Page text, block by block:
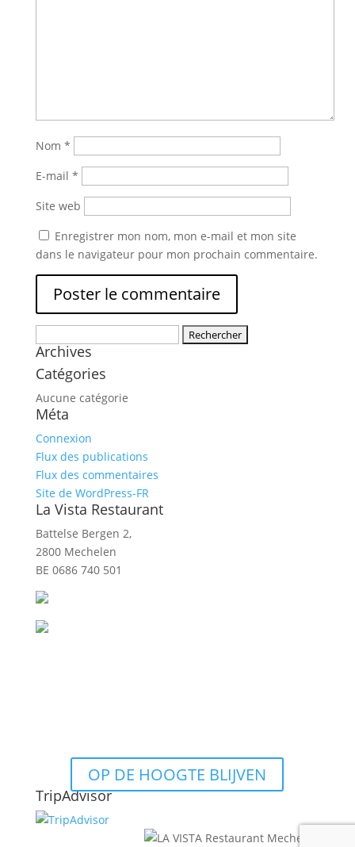
Nom *
E-mail *
Site web
Enregistrer mon nom, mon e-mail et mon site
dans le navigateur pour mon prochain commentaire.
Archives
Catégories
Aucune catégorie
Méta
Connexion
Flux des publications
Flux des commentaires
Site de WordPress-FR
La Vista Restaurant
Battelse Bergen 2,
2800 Mechelen
BE 0686 740 501
OP DE HOOGTE BLIJVEN
TripAdvisor